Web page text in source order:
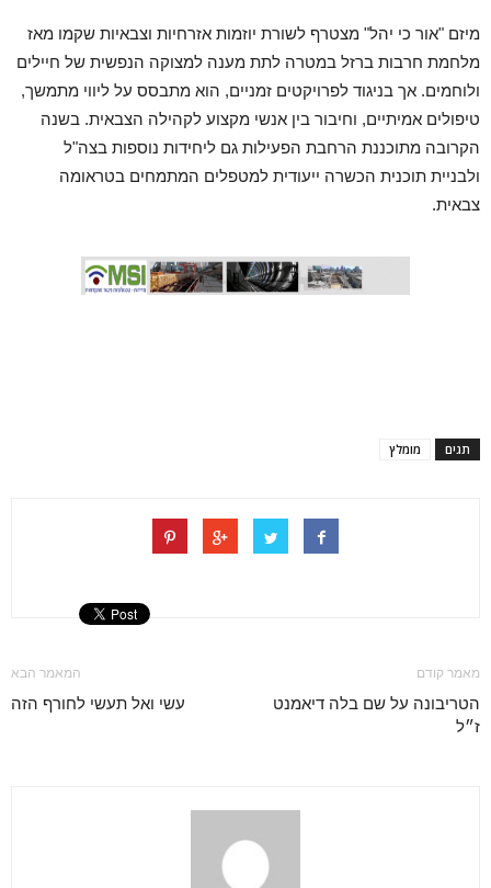
מיזם "אור כי יהל" מצטרף לשורת יוזמות אזרחיות וצבאיות שקמו מאז
מלחמת חרבות ברזל במטרה לתת מענה למצוקה הנפשית של חיילים
ולוחמים. אך בניגוד לפרויקטים זמניים, הוא מתבסס על ליווי מתמשך,
טיפולים אמיתיים, וחיבור בין אנשי מקצוע לקהילה הצבאית. בשנה
הקרובה מתוכננת הרחבת הפעילות גם ליחידות נוספות בצה"ל
ולבניית תוכנית הכשרה ייעודית למטפלים המתמחים בטראומה
צבאית.
תגים מומלץ
מאמר קודם
הטריבונה על שם בלה דיאמנט
ז״ל
המאמר הבא
עשי ואל תעשי לחורף הזה